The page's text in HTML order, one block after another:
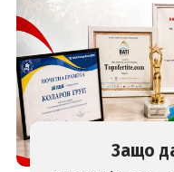
Защо